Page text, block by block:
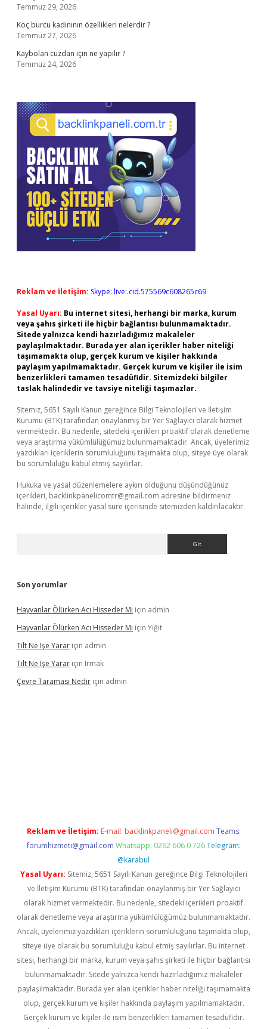
Temmuz 29, 2026
Koç burcu kadınının özellikleri nelerdir ?
Temmuz 27, 2026
Kaybolan cüzdan için ne yapılır ?
Temmuz 24, 2026
Reklam ve İletişim: Skype: live:.cid.575569c608265c69
Yasal Uyarı: Bu internet sitesi, herhangi bir marka, kurum
veya şahıs şirketi ile hiçbir bağlantısı bulunmamaktadır.
Sitede yalnızca kendi hazırladığımız makaleler
paylaşılmaktadır. Burada yer alan içerikler haber niteliği
taşımamakta olup, gerçek kurum ve kişiler hakkında
paylaşım yapılmamaktadır. Gerçek kurum ve kişiler ile isim
benzerlikleri tamamen tesadüfidir. Sitemizdeki bilgiler
taslak halindedir ve tavsiye niteliği taşımazlar.
Sitemiz, 5651 Sayılı Kanun gereğince Bilgi Teknolojileri ve İletişim
Kurumu (BTK) tarafından onaylanmış bir Yer Sağlayıcı olarak hizmet
vermektedir. Bu nedenle, sitedeki içerikleri proaktif olarak denetleme
veya araştırma yükümlülüğümüz bulunmamaktadır. Ancak, üyelerimiz
yazdıkları içeriklerin sorumluluğunu taşımakta olup, siteye üye olarak
bu sorumluluğu kabul etmiş sayılırlar.
Hukuka ve yasal düzenlemelere aykırı olduğunu düşündüğünüz
içerikleri, backlinkpanelicomtr@gmail.com adresine bildirmeniz
halinde, ilgili içerikler yasal süre içerisinde sitemizden kaldırılacaktır.
Son yorumlar
Hayvanlar Ölürken Acı Hisseder Mi için admin
Hayvanlar Ölürken Acı Hisseder Mi için Yiğit
Tilt Ne Işe Yarar için admin
Tilt Ne Işe Yarar için Irmak
Çevre Taraması Nedir için admin
Reklam ve İletişim: E-mail: backlinkpaneli@gmail.com Teams:
forumhizmeti@gmail.com Whatsapp: 0262 606 0 726 Telegram:
@karabul
Yasal Uyarı: Sitemiz, 5651 Sayılı Kanun gereğince Bilgi Teknolojileri
ve İletişim Kurumu (BTK) tarafından onaylanmış bir Yer Sağlayıcı
olarak hizmet vermektedir. Bu nedenle, sitedeki içerikleri proaktif
olarak denetleme veya araştırma yükümlülüğümüz bulunmamaktadır.
Ancak, üyelerimiz yazdıkları içeriklerin sorumluluğunu taşımakta olup,
siteye üye olarak bu sorumluluğu kabul etmiş sayılırlar. Bu internet
sitesi, herhangi bir marka, kurum veya şahıs şirketi ile hiçbir bağlantısı
bulunmamaktadır. Sitede yalnızca kendi hazırladığımız makaleler
paylaşılmaktadır. Burada yer alan içerikler haber niteliği taşımamakta
olup, gerçek kurum ve kişiler hakkında paylaşım yapılmamaktadır.
Gerçek kurum ve kişiler ile isim benzerlikleri tamamen tesadüfidir.